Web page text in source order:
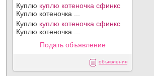
Куплю куплю котеночка сфинкс
Куплю котеночка ...
Куплю куплю котеночка сфинкс
Куплю котеночка ...
Подать объявление
объявления